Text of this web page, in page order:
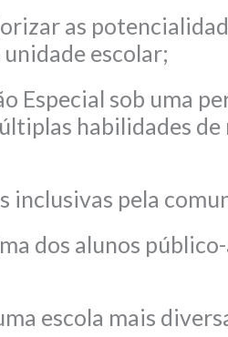
as
escolar;
Especial sob uma
habilidades de
inclusivas pela
dos alunos
escola mais